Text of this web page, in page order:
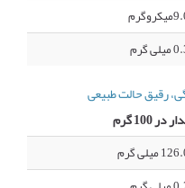
گرم
رقیق حالت طبیعی
در 100 گرم
میلی گرم